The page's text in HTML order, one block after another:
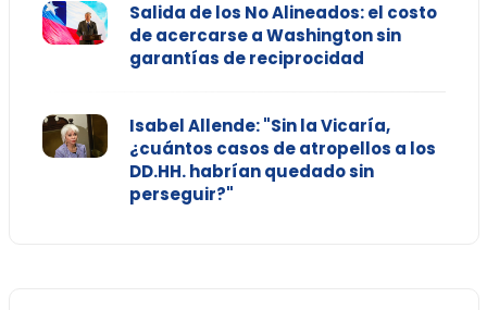
Salida de los No Alineados: el costo
de acercarse a Washington sin
garantías de reciprocidad
Isabel Allende: "Sin la Vicaría,
¿cuántos casos de atropellos a los
DD.HH. habrían quedado sin
perseguir?"